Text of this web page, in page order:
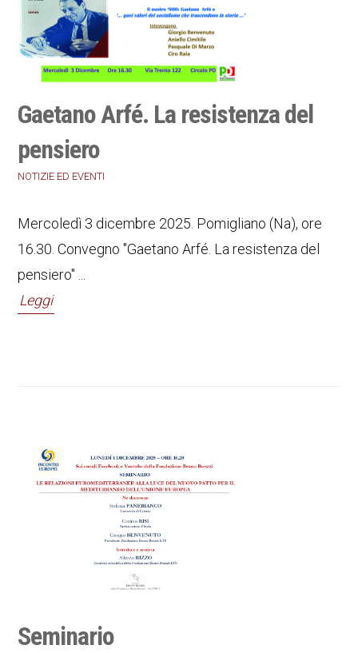
Gaetano Arfé. La resistenza del
pensiero
NOTIZIE ED EVENTI
Mercoledì 3 dicembre 2025. Pomigliano (Na), ore
16.30. Convegno "Gaetano Arfé. La resistenza del
pensiero" ...
Leggi
Seminario